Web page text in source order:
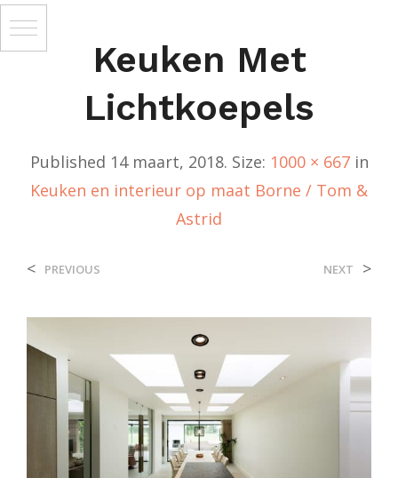
Keuken Met
Lichtkoepels
Published 14 maart, 2018. Size: 1000 × 667in
Keuken en interieur op maat Borne / Tom &
Astrid
< PREVIOUS NEXT >